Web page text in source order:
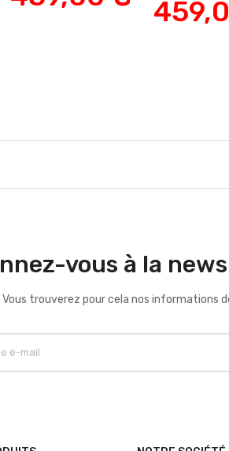
vous à la
trouverez pour cela nos